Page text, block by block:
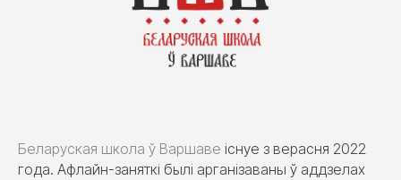
Беларуская школа ў Варшаве існуе з верасня 2022
года. Афлайн-заняткі былі арганізаваны ў аддзелах